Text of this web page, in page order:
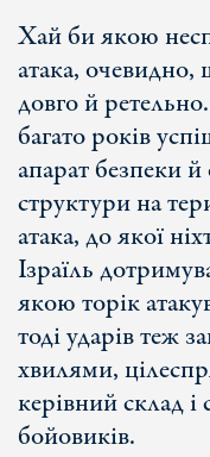
Хай би якою
атака, очевидно,
довго й
багато років
апарат безпеки
структури на
атака, до якої
Ізраїль
якою торік
тоді ударів теж
хвилями,
керівний склад і
бойовиків.